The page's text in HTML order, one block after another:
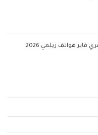
هواتف ريلمي 2026